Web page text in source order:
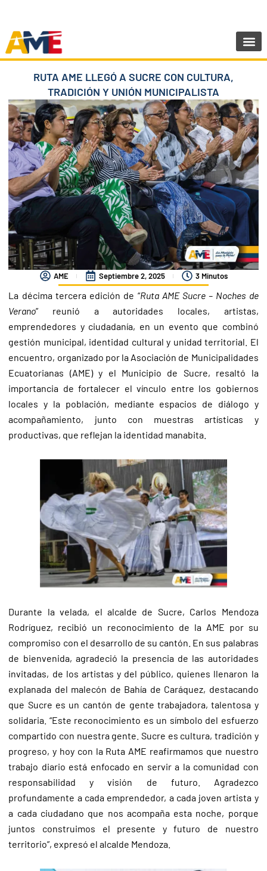
contenido
RUTA AME LLEGÓ A SUCRE CON CULTURA,
TRADICIÓN Y UNIÓN MUNICIPALISTA
AME Septiembre 2, 2025 3 Minutos
La décima tercera edición de “Ruta AME Sucre – Noches de
Verano” reunió a autoridades locales, artistas,
emprendedores y ciudadanía, en un evento que combinó
gestión municipal, identidad cultural y unidad territorial. El
encuentro, organizado por la Asociación de Municipalidades
Ecuatorianas (AME) y el Municipio de Sucre, resaltó la
importancia de fortalecer el vínculo entre los gobiernos
locales y la población, mediante espacios de diálogo y
acompañamiento, junto con muestras artísticas y
productivas, que reflejan la identidad manabita.
Durante la velada, el alcalde de Sucre, Carlos Mendoza
Rodríguez, recibió un reconocimiento de la AME por su
compromiso con el desarrollo de su cantón. En sus palabras
de bienvenida, agradeció la presencia de las autoridades
invitadas, de los artistas y del público, quienes llenaron la
explanada del malecón de Bahía de Caráquez, destacando
que Sucre es un cantón de gente trabajadora, talentosa y
solidaria. “Este reconocimiento es un símbolo del esfuerzo
compartido con nuestra gente. Sucre es cultura, tradición y
progreso, y hoy con la Ruta AME reafirmamos que nuestro
trabajo diario está enfocado en servir a la comunidad con
responsabilidad y visión de futuro. Agradezco
profundamente a cada emprendedor, a cada joven artista y
a cada ciudadano que nos acompaña esta noche, porque
juntos construimos el presente y futuro de nuestro
territorio”, expresó el alcalde Mendoza.